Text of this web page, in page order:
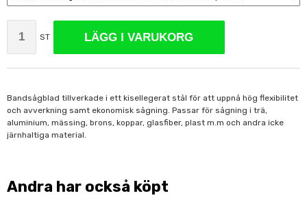
ST LÄGG I VARUKORG
Bandsågblad tillverkade i ett kisellegerat stål för att uppnå hög flexibilitet
och avverkning samt ekonomisk sågning. Passar för sågning i trä,
aluminium, mässing, brons, koppar, glasfiber, plast m.m och andra icke
järnhaltiga material.
Andra har också köpt